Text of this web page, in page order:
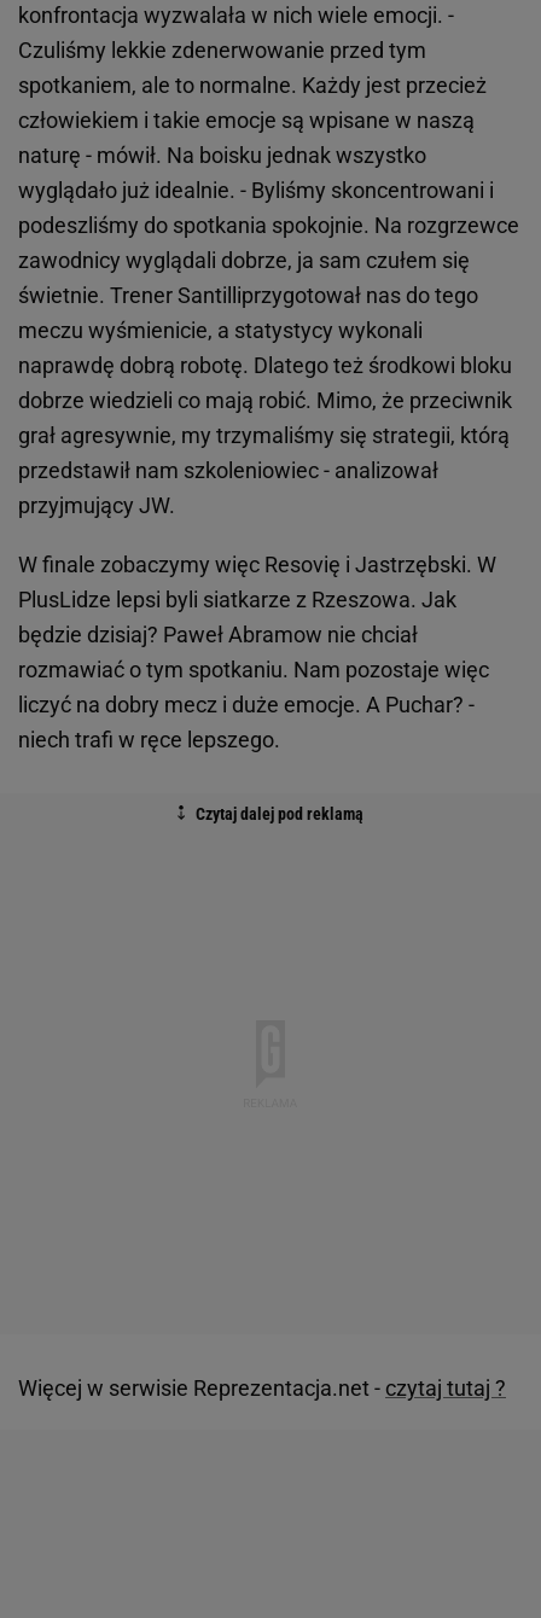
konfrontacja wyzwalała w nich wiele emocji. -
Czuliśmy lekkie zdenerwowanie przed tym
spotkaniem, ale to normalne. Każdy jest przecież
człowiekiem i takie emocje są wpisane w naszą
naturę - mówił. Na boisku jednak wszystko
wyglądało już idealnie. - Byliśmy skoncentrowani i
podeszliśmy do spotkania spokojnie. Na rozgrzewce
zawodnicy wyglądali dobrze, ja sam czułem się
świetnie. Trener Santilliprzygotował nas do tego
meczu wyśmienicie, a statystycy wykonali
naprawdę dobrą robotę. Dlatego też środkowi bloku
dobrze wiedzieli co mają robić. Mimo, że przeciwnik
grał agresywnie, my trzymaliśmy się strategii, którą
przedstawił nam szkoleniowiec - analizował
przyjmujący JW.
W finale zobaczymy więc Resovię i Jastrzębski. W
PlusLidze lepsi byli siatkarze z Rzeszowa. Jak
będzie dzisiaj? Paweł Abramow nie chciał
rozmawiać o tym spotkaniu. Nam pozostaje więc
liczyć na dobry mecz i duże emocje. A Puchar? -
niech trafi w ręce lepszego.
Więcej w serwisie Reprezentacja.net - czytaj tutaj ?